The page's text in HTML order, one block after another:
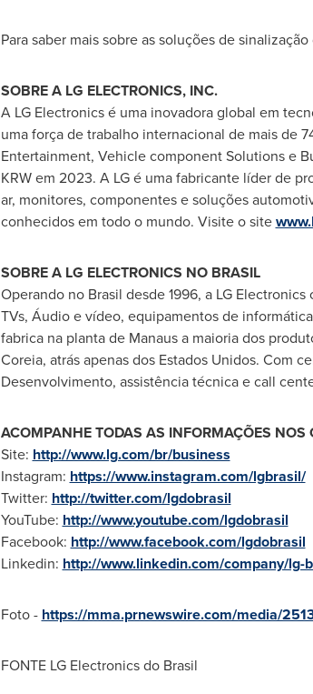
Para saber mais sobre as soluções de
SOBRE A LG ELECTRONICS, INC.
A LG Electronics é uma inovadora global em
uma força de trabalho internacional de mais de
Entertainment, Vehicle component Solutions e
KRW em 2023. A LG é uma fabricante líder de
ar, monitores, componentes e soluções
conhecidos em todo o mundo. Visite o site
SOBRE A LG ELECTRONICS NO BRASIL
Operando no Brasil desde 1996, a LG
TVs, Áudio e vídeo, equipamentos de
fabrica na planta de Manaus a maioria dos
Coreia, atrás apenas dos Estados Unidos. Com
Desenvolvimento, assistência técnica e call
ACOMPANHE TODAS AS INFORMAÇÕES NOS
Site: http://www.lg.com/br/business
Instagram: https://www.instagram.com/lgbrasil/
Twitter: http://twitter.com/lgdobrasil
YouTube: http://www.youtube.com/lgdobrasil
Facebook: http://www.facebook.com/lgdobrasil
Linkedin: http://www.linkedin.com/company/lg-
Foto - https://mma.prnewswire.com/media/
FONTE LG Electronics do Brasil